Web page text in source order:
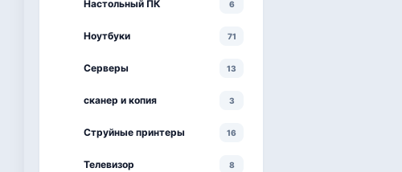
Настольный ПК 6
Ноутбуки 71
Серверы 13
сканер и копия 3
Струйные принтеры 16
Телевизор 8